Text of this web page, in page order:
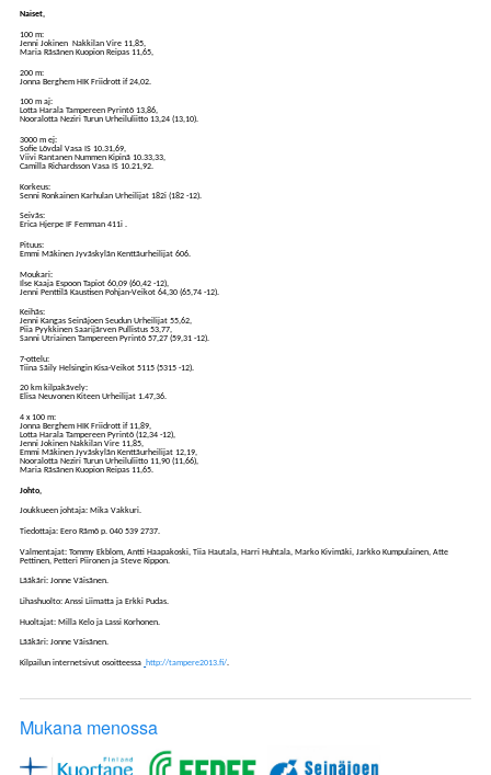
Naiset,
100 m:
Jenni Jokinen Nakkilan Vire 11,85,
Maria Räsänen Kuopion Reipas 11,65,
200 m:
Jonna Berghem HIK Friidrott if 24,02.
100 m aj:
Lotta Harala Tampereen Pyrintö 13,86,
Nooralotta Neziri Turun Urheiluliitto 13,24 (13,10).
3000 m ej:
Sofie Lövdal Vasa IS 10.31,69,
Viivi Rantanen Nummen Kipinä 10.33,33,
Camilla Richardsson Vasa IS 10.21,92.
Korkeus:
Senni Ronkainen Karhulan Urheilijat 182i (182 -12).
Seiväs:
Erica Hjerpe IF Femman 411i .
Pituus:
Emmi Mäkinen Jyväskylän Kenttäurheilijat 606.
Moukari:
Ilse Kaaja Espoon Tapiot 60,09 (60,42 -12),
Jenni Penttilä Kaustisen Pohjan-Veikot 64,30 (65,74 -12).
Keihäs:
Jenni Kangas Seinäjoen Seudun Urheilijat 55,62,
Piia Pyykkinen Saarijärven Pullistus 53,77,
Sanni Utriainen Tampereen Pyrintö 57,27 (59,31 -12).
7-ottelu:
Tiina Säily Helsingin Kisa-Veikot 5115 (5315 -12).
20 km kilpakävely:
Elisa Neuvonen Kiteen Urheilijat 1.47,36.
4 x 100 m:
Jonna Berghem HIK Friidrott if 11,89,
Lotta Harala Tampereen Pyrintö (12,34 -12),
Jenni Jokinen Nakkilan Vire 11,85,
Emmi Mäkinen Jyväskylän Kenttäurheilijat 12,19,
Nooralotta Neziri Turun Urheiluliitto 11,90 (11,66),
Maria Räsänen Kuopion Reipas 11,65.
Johto,
Joukkueen johtaja: Mika Vakkuri.
Tiedottaja: Eero Rämö p. 040 539 2737.
Valmentajat: Tommy Ekblom, Antti Haapakoski, Tiia Hautala, Harri Huhtala, Marko Kivimäki, Jarkko Kumpulainen, Atte
Pettinen, Petteri Piironen ja Steve Rippon.
Lääkäri: Jonne Väisänen.
Lihashuolto: Anssi Liimatta ja Erkki Pudas.
Huoltajat: Milla Kelo ja Lassi Korhonen.
Lääkäri: Jonne Väisänen.
Kilpailun internetsivut osoitteessa http://tampere2013.fi/.
Mukana menossa